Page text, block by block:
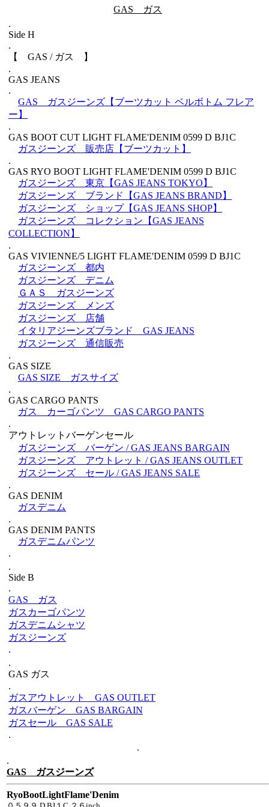
GAS ガス
.
Side H
.
【 GAS / ガス 】
.
GAS JEANS
.
GAS ガスジーンズ【ブーツカット ベルボトム フレア
ー】
.
GAS BOOT CUT LIGHT FLAME'DENIM 0599 D BJ1C
ガスジーンズ 販売店【ブーツカット】
.
GAS RYO BOOT LIGHT FLAME'DENIM 0599 D BJ1C
ガスジーンズ 東京【GAS JEANS TOKYO】
ガスジーンズ ブランド【GAS JEANS BRAND】
ガスジーンズ ショップ【GAS JEANS SHOP】
ガスジーンズ コレクション【GAS JEANS
COLLECTION】
.
GAS VIVIENNE/5 LIGHT FLAME'DENIM 0599 D BJ1C
ガスジーンズ 都内
ガスジーンズ デニム
ＧＡＳ ガスジーンズ
ガスジーンズ メンズ
ガスジーンズ 店舗
イタリアジーンズブランド GAS JEANS
ガスジーンズ 通信販売
.
GAS SIZE
GAS SIZE ガスサイズ
.
GAS CARGO PANTS
ガス カーゴパンツ GAS CARGO PANTS
.
アウトレットバーゲンセール
ガスジーンズ バーゲン / GAS JEANS BARGAIN
ガスジーンズ アウトレット / GAS JEANS OUTLET
ガスジーンズ セール / GAS JEANS SALE
.
GAS DENIM
ガスデニム
.
GAS DENIM PANTS
ガスデニムパンツ
.
.
Side B
.
GAS ガス
ガスカーゴパンツ
ガスデニムシャツ
ガスジーンズ
.
.
GAS ガス
.
ガスアウトレット GAS OUTLET
ガスバーゲン GAS BARGAIN
ガスセール GAS SALE
.
.
.
GAS ガスジーンズ
RyoBootLightFlame'Denim